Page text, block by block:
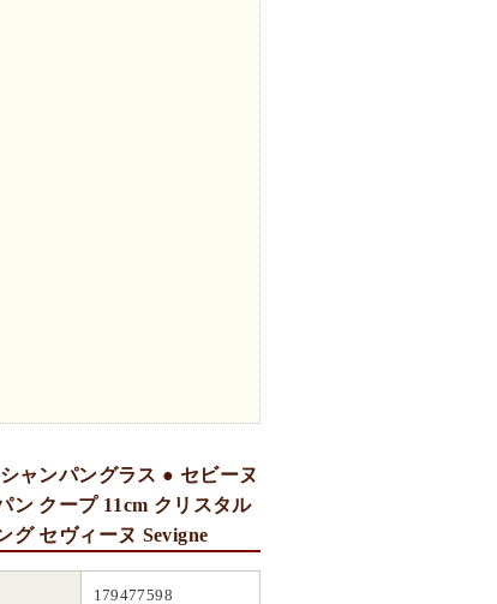
ャンパングラス ● セビーヌ
ン クープ 11cm クリスタル
グ セヴィーヌ Sevigne
179477598